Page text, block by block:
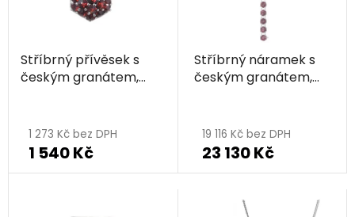
Stříbrný přívěsek s
českým granátem,
1 273 Kč bez DPH
1 540 Kč
Stříbrný náramek s
českým granátem,
19 116 Kč bez DPH
23 130 Kč